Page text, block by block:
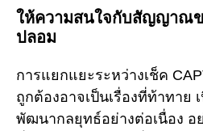
ให้ความสนใจกับสัญญาณข
ปลอม
การแยกแยะระหว่างเช็ค
ถูกต้องอาจเป็นเรื่องที่ท้าทาย
พัฒนากลยุทธ์อย่างต่อเนื่อง